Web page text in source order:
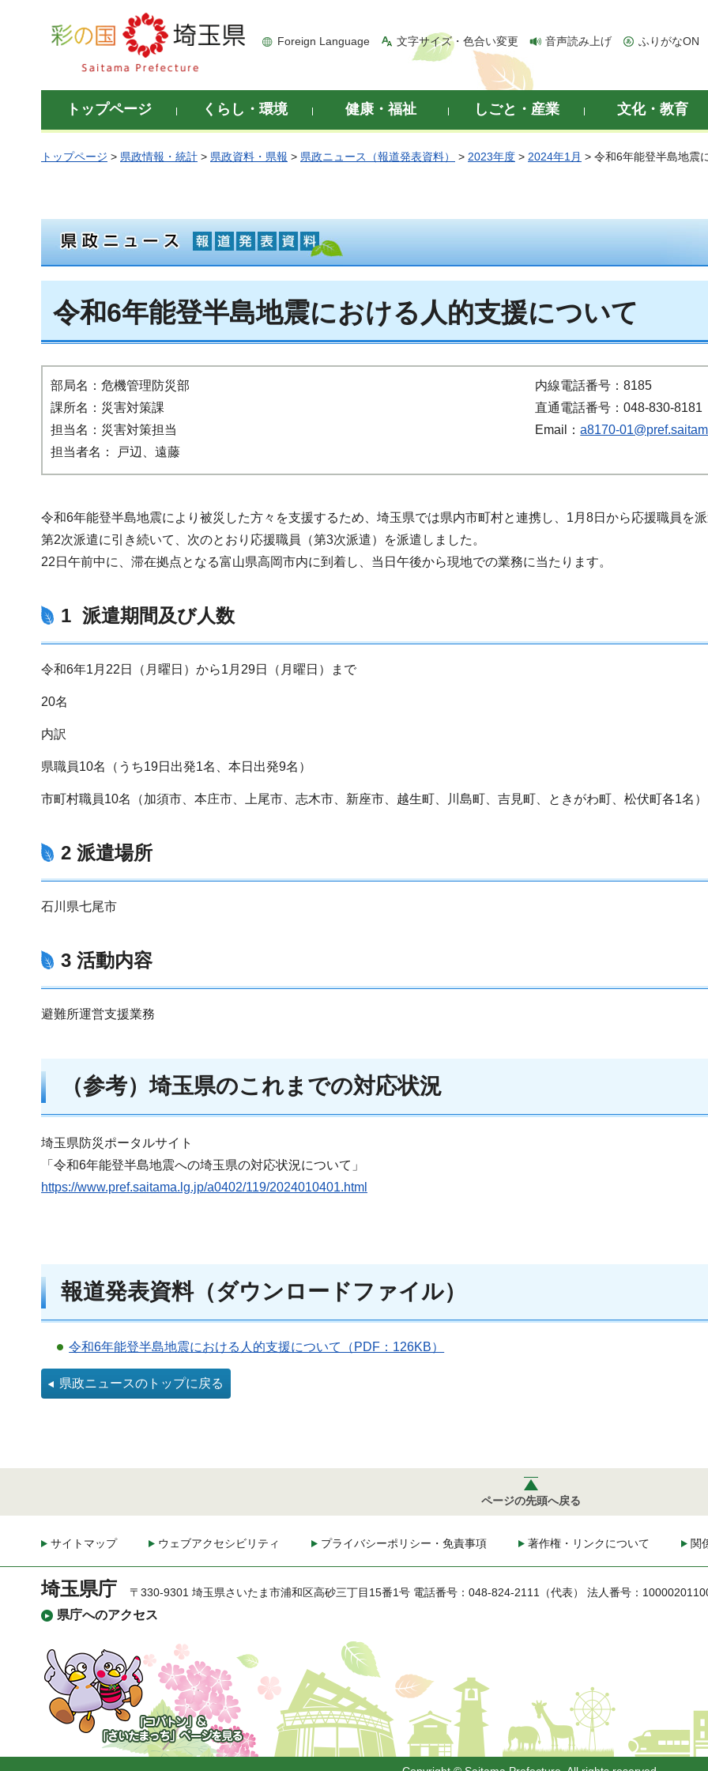
彩の国 埼玉県
Foreign Language 文字サイズ・色合い変更 音声読み上げ ふりがなON
トップページ くらし・環境 健康・福祉 しごと・産業 文化・教育
トップページ > 県政情報・統計 > 県政資料・県報 > 県政ニュース（報道発表資料） > 2023年度 > 2024年1月 > 令和6年能登半島地震
令和6年能登半島地震における人的支援について
部局名：危機管理防災部
課所名：災害対策課
担当名：災害対策担当
担当者名： 戸辺、遠藤
内線電話番号：8185
直通電話番号：048-830-8181
Email：a8170-
令和6年能登半島地震により被災した方々を支援するため、埼玉県では県内市町村と連携し、1月8日から応援職員を派
第2次派遣に引き続いて、次のとおり応援職員（第3次派遣）を派遣しました。
22日午前中に、滞在拠点となる富山県高岡市内に到着し、当日午後から現地での業務に当たります。
1 派遣期間及び人数
令和6年1月22日（月曜日）から1月29日（月曜日）まで
20名
内訳
県職員10名（うち19日出発1名、本日出発9名）
市町村職員10名（加須市、本庄市、上尾市、志木市、新座市、越生町、川島町、吉見町、ときがわ町、松伏町各1名）
2 派遣場所
石川県七尾市
3 活動内容
避難所運営支援業務
（参考）埼玉県のこれまでの対応状況
埼玉県防災ポータルサイト
「令和6年能登半島地震への埼玉県の対応状況について」
https://www.pref.saitama.lg.jp/a0402/119/2024010401.html
報道発表資料（ダウンロードファイル）
令和6年能登半島地震における人的支援について（PDF：126KB）
県政ニュースのトップに戻る
ページの先頭へ戻る
サイトマップ ウェブアクセシビリティ プライバシーポリシー・免責事項 著作権・リンクについて 関
埼玉県庁
県庁へのアクセス
〒330-9301 埼玉県さいたま市浦和区高砂三丁目15番1号 電話番号：048-824-2111（代表） 法人番号：
「コバトン」&「さいた
まっち」